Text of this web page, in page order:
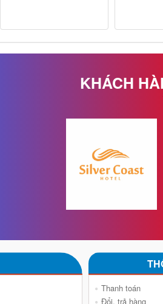
KHÁCH
Thanh toán
Đổi, trả hàng